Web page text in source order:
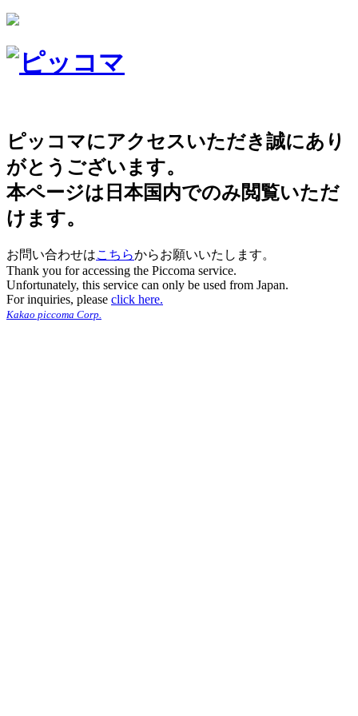
ピッコマにアクセスいただき誠にあり
がとうございます。
本ページは日本国内でのみ閲覧いただ
けます。
お問い合わせはこちらからお願いいたします。
Thank you for accessing the Piccoma service.
Unfortunately, this service can only be used from Japan.
For inquiries, please click here.
Kakao piccoma Corp.